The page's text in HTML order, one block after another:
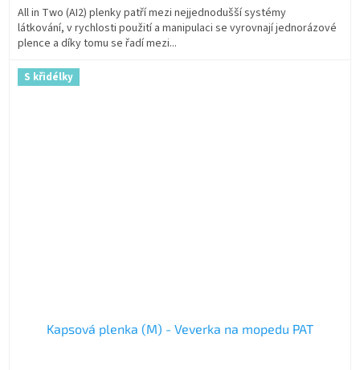
All in Two (AI2) plenky patří mezi nejjednodušší systémy
látkování, v rychlosti použití a manipulaci se vyrovnají jednorázové
plence a díky tomu se řadí mezi...
S křidélky
Kapsová plenka (M) - Veverka na mopedu PAT